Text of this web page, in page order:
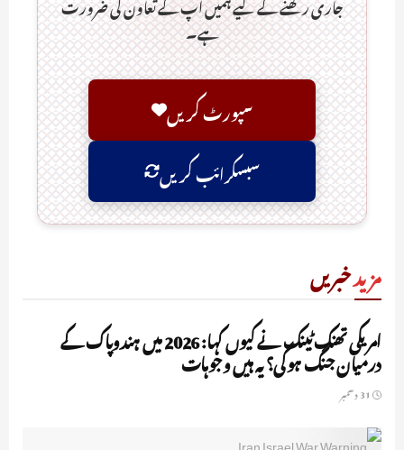
ہے۔
سپورٹ کریں
سبسکرائب کریں
مزیدخبریں
امریکی تھنک ٹینک نے کیوں کہا: 2026 میں ہندوپاک کے
درمیان جنگ ہوگی؟ یہ ہیں وجوہات